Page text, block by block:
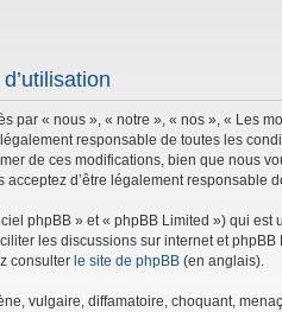
par « nous », « notre », « nos », « Les
responsable de toutes les
de ces modifications, bien que nous
d’être légalement responsable
phpBB » et « phpBB Limited ») qui
les discussions sur internet et
consulter le site de phpBB (en anglais).
vulgaire, diffamatoire, choquant,